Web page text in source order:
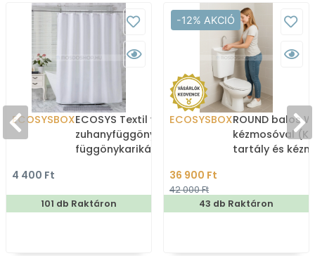
ECOSYSBOXECOSYS Textil varrott
zuhanyfüggöny 12db
függönykarikával
Zuhanyfüggöny textil
4 400 Ft
101 db Raktáron
-12% AKCIÓ
ECOSYSBOXROUND balos
kézmosóval
tartály és
36 900 Ft
42 000 Ft
43 db Raktáron